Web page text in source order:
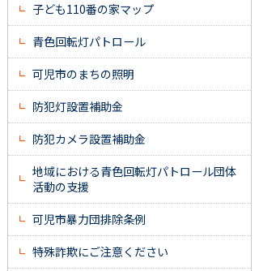
子ども110番の家マップ
青色回転灯パトロール
可児市のまちの照明
防犯灯設置補助金
防犯カメラ設置補助金
地域における青色回転灯パトロール団体
活動の支援
可児市暴力団排除条例
特殊詐欺にご注意ください